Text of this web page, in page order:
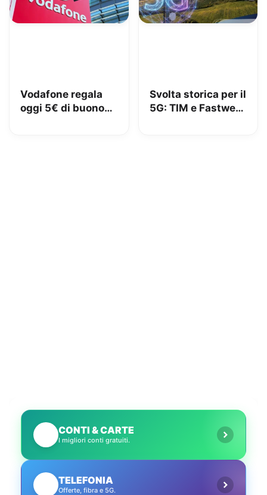
Vodafone regala
oggi 5€ di buono
Svolta storica per il
5G: TIM e Fastweb
CONTI & CARTE
I migliori conti gratuiti.
TELEFONIA
Offerte, fibra e 5G.